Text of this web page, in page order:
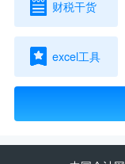
财税干货
excel工具